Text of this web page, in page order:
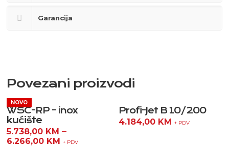
Garancija
Povezani proizvodi
WSC-RP – inox
kućište
5.738,00 KM –
6.266,00 KM + PDV
Profi-Jet B 10/200
4.184,00 KM + PDV